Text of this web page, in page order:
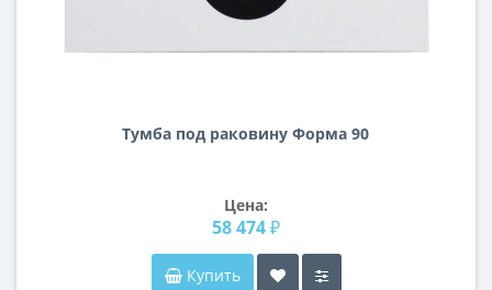
Тумба под раковину Форма 90
Цена:
58 474 ₽
Купить